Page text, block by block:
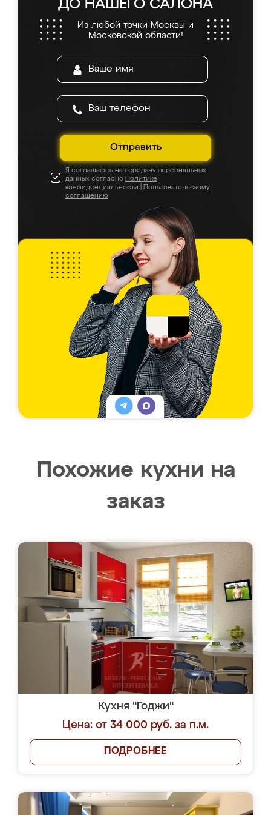
ДО НАШЕГО САЛОНА
Из любой точки Москвы и
Московской области!
Отправить
Я соглашаюсь на передачу персональных
данных согласно Политике
конфиденциальности
Пользовательскому
соглашению
Похожие кухни на
заказ
Кухня "Годжи"
Цена: от 34 000 руб. за п.м.
ПОДРОБНЕЕ